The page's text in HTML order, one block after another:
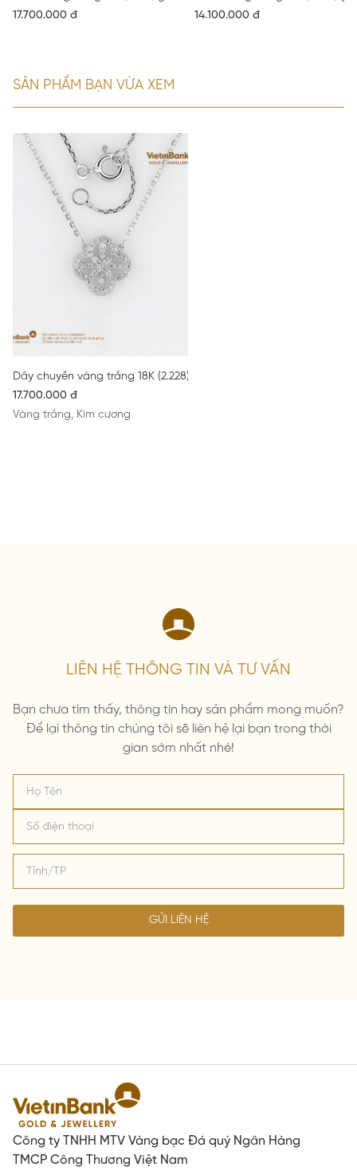
17.700.000 đ
14.100.000 đ
SẢN PHẨM BẠN VỪA XEM
Dây chuyền vàng trắng 18K (2.228) gắn Kim Cương (0.208)
17.700.000 đ
Vàng trắng, Kim cương
LIÊN HỆ THÔNG TIN VÀ TƯ VẤN
Bạn chưa tìm thấy, thông tin hay sản phẩm mong muốn?
Để lại thông tin chúng tôi sẽ liên hệ lại bạn trong thời
gian sớm nhất nhé!
GỬI LIÊN HỆ
Công ty TNHH MTV Vàng bạc Đá quý Ngân Hàng
TMCP Công Thương Việt Nam